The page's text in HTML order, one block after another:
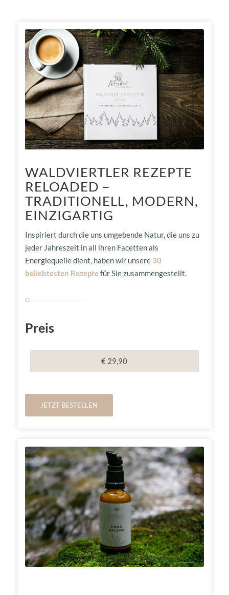
WALDVIERTLER REZEPTE
RELOADED –
TRADITIONELL, MODERN,
EINZIGARTIG
Inspiriert durch die uns umgebende Natur, die uns zu
jeder Jahreszeit in all ihren Facetten als
Energiequelle dient, haben wir unsere 30
beliebtesten Rezeptefür Sie zusammengestellt.
Preis
€ 29,90
JETZT BESTELLEN